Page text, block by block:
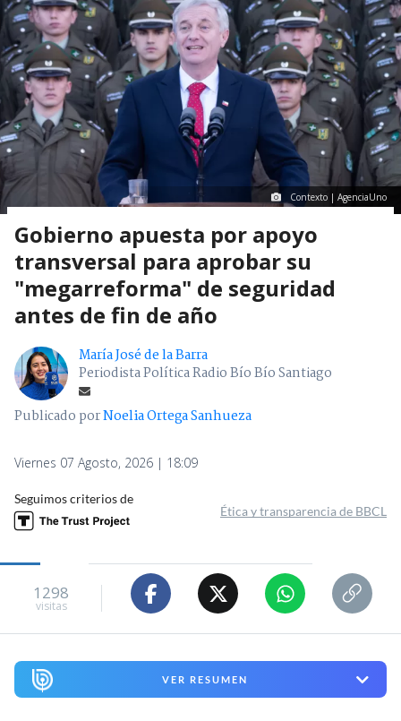
Contexto | AgenciaUno
Gobierno apuesta por apoyo
transversal para aprobar su
"megarreforma" de seguridad
antes de fin de año
María José de la Barra
Periodista Política Radio Bío Bío Santiago
Publicado porNoelia Ortega Sanhueza
Viernes 07 Agosto, 2026 | 18:09
Seguimos criterios de
Ética y transparencia de BBCL
1298
visitas
VER RESUMEN